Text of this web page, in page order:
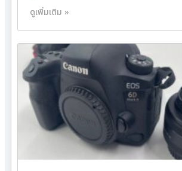
ดูเพิ่มเติม »